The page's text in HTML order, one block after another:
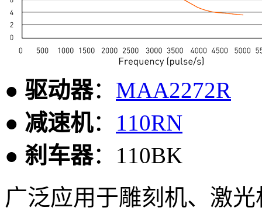
● 驱动器： MAA2272R
● 减速机： 110RN
● 刹车器：110BK
广泛应用于雕刻机、激